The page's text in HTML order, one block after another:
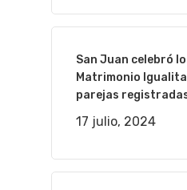
San Juan celebró
Matrimonio
parejas
17 julio, 2024